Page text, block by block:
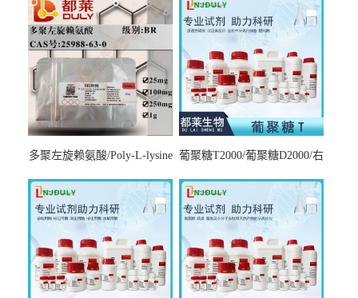
多聚左旋赖氨酸/Poly-L-lysine
7000，分子量7000-15000，分
子量2万～4万，分子量3～7
万，分子量7～15万，分子量
15～30万
葡聚糖T2000/葡聚糖D2000/右